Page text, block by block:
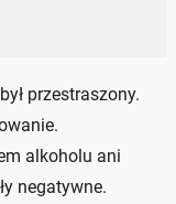
przestraszony.
alkoholu ani
negatywne.